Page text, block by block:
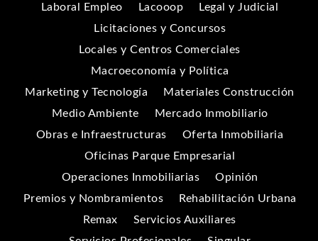
Laboral Empleo
Lacooop
Legal y Judicial
Licitaciones y Concursos
Locales y Centros Comerciales
Macroeconomía y Política
Marketing y Tecnología
Materiales Construcción
Medio Ambiente
Mercado Inmobiliario
Obras e Infraestructuras
Oferta Inmobiliaria
Oficinas Parque Empresarial
Operaciones Inmobiliarias
Opinión
Premios y Nombramientos
Rehabilitación Urbana
Remax
Servicios Auxiliares